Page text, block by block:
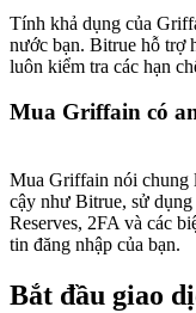
Tính khả dụng của
nước bạn. Bitrue hỗ trợ
luôn kiểm tra các hạn
Mua Griffain có
Mua Griffain nói chung
cậy như Bitrue, sử
Reserves, 2FA và các
tin đăng nhập của bạn.
Bắt đầu giao